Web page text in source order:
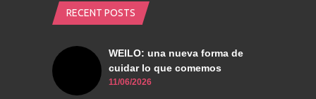
RECENT POSTS
WEILO: una nueva forma de
cuidar lo que comemos
11/06/2026